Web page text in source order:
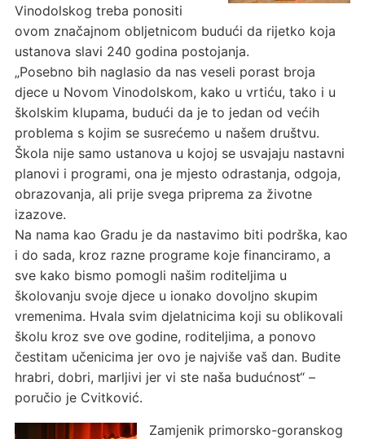
Vinodolskog treba ponositi
ovom značajnom obljetnicom budući da rijetko koja
ustanova slavi 240 godina postojanja.
„Posebno bih naglasio da nas veseli porast broja
djece u Novom Vinodolskom, kako u vrtiću, tako i u
školskim klupama, budući da je to jedan od većih
problema s kojim se susrećemo u našem društvu.
Škola nije samo ustanova u kojoj se usvajaju nastavni
planovi i programi, ona je mjesto odrastanja, odgoja,
obrazovanja, ali prije svega priprema za životne
izazove.
Na nama kao Gradu je da nastavimo biti podrška, kao
i do sada, kroz razne programe koje financiramo, a
sve kako bismo pomogli našim roditeljima u
školovanju svoje djece u ionako dovoljno skupim
vremenima. Hvala svim djelatnicima koji su oblikovali
školu kroz sve ove godine, roditeljima, a ponovo
čestitam učenicima jer ovo je najviše vaš dan. Budite
hrabri, dobri, marljivi jer vi ste naša budućnost“ –
poručio je Cvitković.
Zamjenik primorsko-goranskog